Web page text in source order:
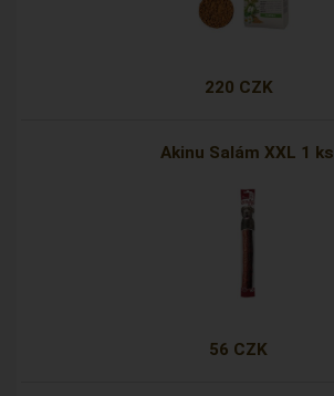
220 CZK
Akinu Salám XXL 1 ks
56 CZK